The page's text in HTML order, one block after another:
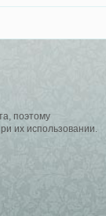
поэтому
их использовании.